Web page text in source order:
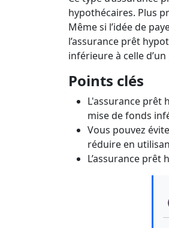
hypothécaires. Plus
Même si l’idée de
l’assurance prêt
inférieure à celle
Points clés
L'assurance prêt
mise de fonds
Vous pouvez
réduire en
L’assurance